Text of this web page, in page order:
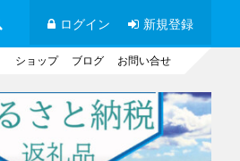
ログイン 新規登録
ショップ ブログ お問い合せ